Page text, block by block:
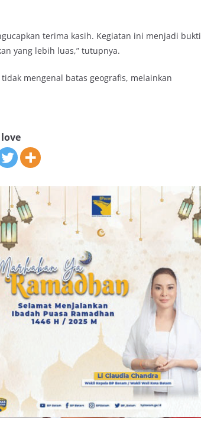
terima kasih. Kegiatan ini menjadi bukti
yang lebih luas,” tutupnya.
mengenal batas geografis, melainkan